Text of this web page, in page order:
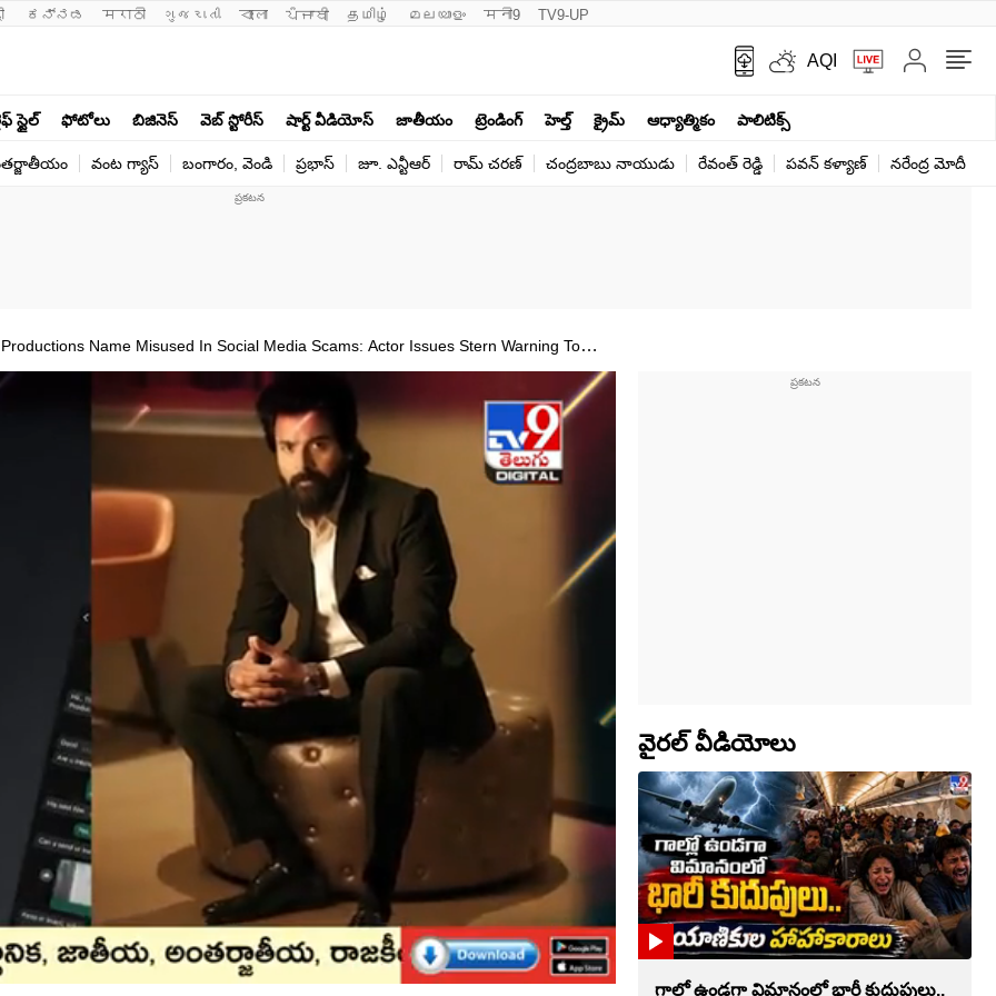
ಕನ್ನಡ मराठी ગુજરાતી বাংলা ਪੰਜਾਬੀ தமிழ் മലയാളം मनी9 TV9-UP
AQI
స్టైల్ ఫోటోలు బిజినెస్ వెబ్ స్టోరీస్ షార్ట్ వీడియోస్ జాతీయం ట్రెండింగ్ హెల్త్‌ క్రైమ్ ఆధ్యాత్మికం పాలిటిక్స్‌
వంట గ్యాస్ బంగారం, వెండి ప్రభాస్ జూ. ఎన్టీఆర్ రామ్ చ‌ర‌ణ్‌ చంద్రబాబు నాయుడు రేవంత్ రెడ్డి పవన్ కళ్యాణ్ నరేంద్ర మోదీ
Name Misused In Social Media Scams: Actor Issues Stern Warning To
వైరల్ వీడియోలు
గాల్లో ఉండగా విమానంలో భారీ కుదుపులు..